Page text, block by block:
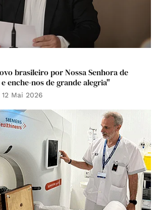
brasileiro por Nossa Senhora de
enche-nos de grande alegria"
12 Mai 2026